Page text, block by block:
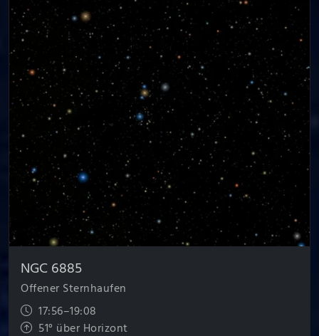
NGC 6885
Offener Sternhaufen
17:56–19:08
51° über Horizont